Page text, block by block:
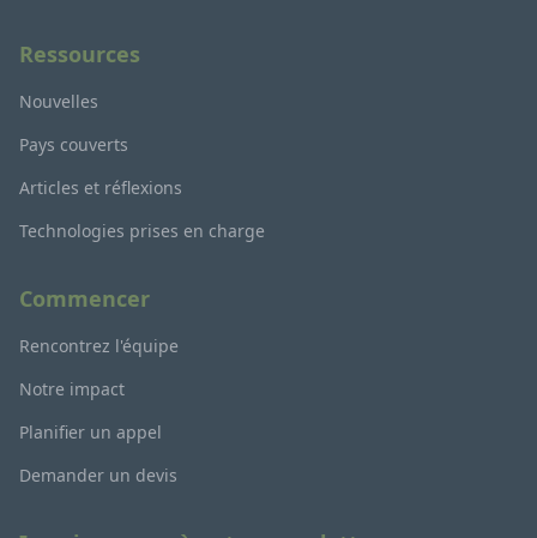
Ressources
Nouvelles
Pays couverts
Articles et réflexions
Technologies prises en charge
Commencer
Rencontrez l'équipe
Notre impact
Planifier un appel
Demander un devis